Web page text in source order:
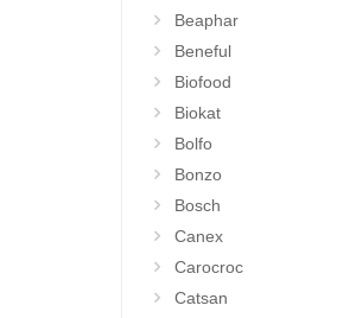
Beaphar
Beneful
Biofood
Biokat
Bolfo
Bonzo
Bosch
Canex
Carocroc
Catsan